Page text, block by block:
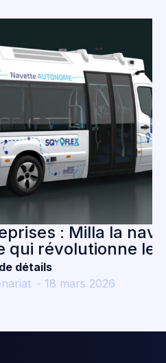
: Milla la navette
les
mars 2026